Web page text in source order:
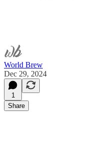
World Brew
Dec 29, 2024
1
Share